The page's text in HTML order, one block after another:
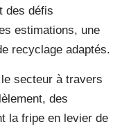
des défis
estimations, une
recyclage adaptés.
secteur à travers
des
la fripe en levier de